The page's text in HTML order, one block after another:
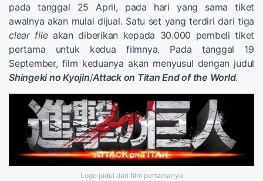
pada tanggal 25 April, pada hari yang sama tiket
awalnya akan mulai dijual. Satu set yang terdiri dari tiga
clear fileakan diberikan kepada 30.000 pembeli tiket
pertama untuk kedua filmnya. Pada tanggal 19
September, film keduanya akan menyusul dengan judul
Shingeki no Kyojin/Attack on Titan End of the World.
Logo judul dari film pertamanya